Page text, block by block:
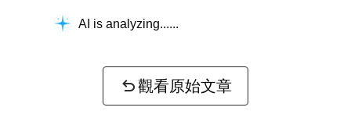
AI is analyzing...
觀看原始文章